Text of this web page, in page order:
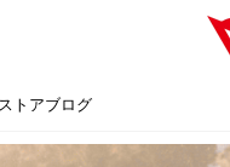
トアブログ